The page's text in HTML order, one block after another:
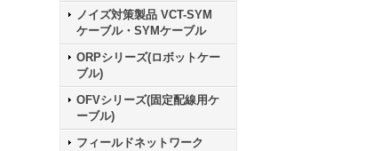
ノイズ対策製品 VCT-SYM
ケーブル・SYMケーブル
ORPシリーズ(ロボットケー
ブル)
OFVシリーズ(固定配線用ケ
ーブル)
フィールドネットワーク